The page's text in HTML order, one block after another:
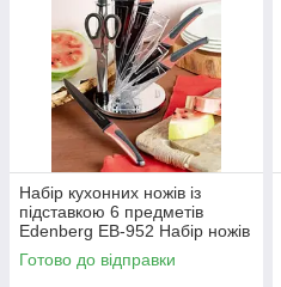
Набір кухонних ножів із
підставкою 6 предметів
Edenberg EB-952 Набір ножів
із неіржавкої сталі
Готово до відправки